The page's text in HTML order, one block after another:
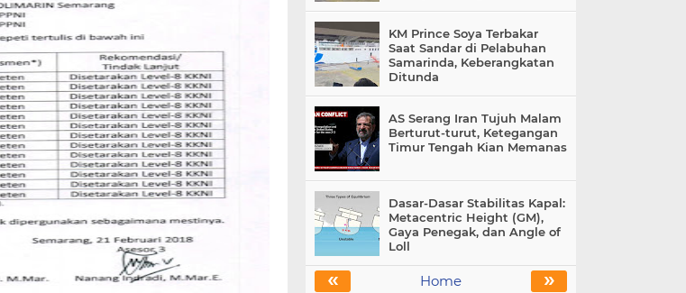
KM Prince Soya Terbakar
Saat Sandar di Pelabuhan
Samarinda, Keberangkatan
Ditunda
AS Serang Iran Tujuh Malam
Berturut-turut, Ketegangan
Timur Tengah Kian Memanas
Dasar-Dasar Stabilitas Kapal:
Metacentric Height (GM),
Gaya Penegak, dan Angle of
Loll
« »
Home